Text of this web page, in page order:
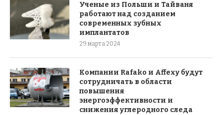
Ученые из Польши и Тайваня
работают над созданием
современных зубных
имплантатов
29 марта 2024
Компании Rafako и Affexy будут
сотрудничать в области
повышения
энергоэффективности и
снижения углеродного следа